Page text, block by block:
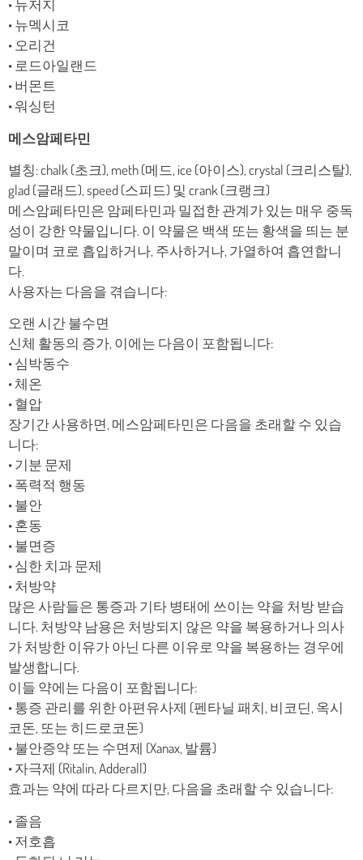
• 뉴저지
• 뉴멕시코
• 오리건
• 로드아일랜드
• 버몬트
• 워싱턴
메스암페타민
별칭: chalk (초크), meth (메드, ice (아이스), crystal (크리스탈),
glad (글래드), speed (스피드) 및 crank (크랭크)
메스암페타민은 암페타민과 밀접한 관계가 있는 매우 중독
성이 강한 약물입니다. 이 약물은 백색 또는 황색을 띄는 분
말이며 코로 흡입하거나, 주사하거나, 가열하여 흡연합니
다.
사용자는 다음을 겪습니다:
오랜 시간 불수면
신체 활동의 증가, 이에는 다음이 포함됩니다:
• 심박동수
• 체온
• 혈압
장기간 사용하면, 메스암페타민은 다음을 초래할 수 있습
니다:
• 기분 문제
• 폭력적 행동
• 불안
• 혼동
• 불면증
• 심한 치과 문제
• 처방약
많은 사람들은 통증과 기타 병태에 쓰이는 약을 처방 받습
니다. 처방약 남용은 처방되지 않은 약을 복용하거나 의사
가 처방한 이유가 아닌 다른 이유로 약을 복용하는 경우에
발생합니다.
이들 약에는 다음이 포함됩니다:
• 통증 관리를 위한 아편유사제 (펜타닐 패치, 비코딘, 옥시
코돈, 또는 히드로코돈)
• 불안증약 또는 수면제 (Xanax, 발륨)
• 자극제 (Ritalin, Adderall)
효과는 약에 따라 다르지만, 다음을 초래할 수 있습니다:
• 졸음
• 저호흡